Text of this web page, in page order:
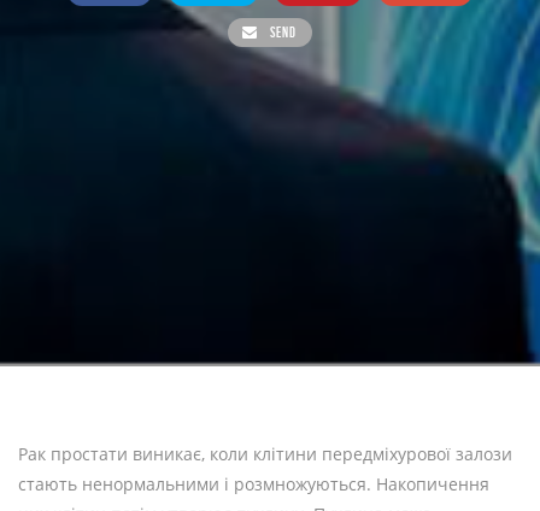
SEND
Без категорії>Ускладнення раку
Рак простати виникає, коли клітини передміхурової залози
стають ненормальними і розмножуються. Накопичення